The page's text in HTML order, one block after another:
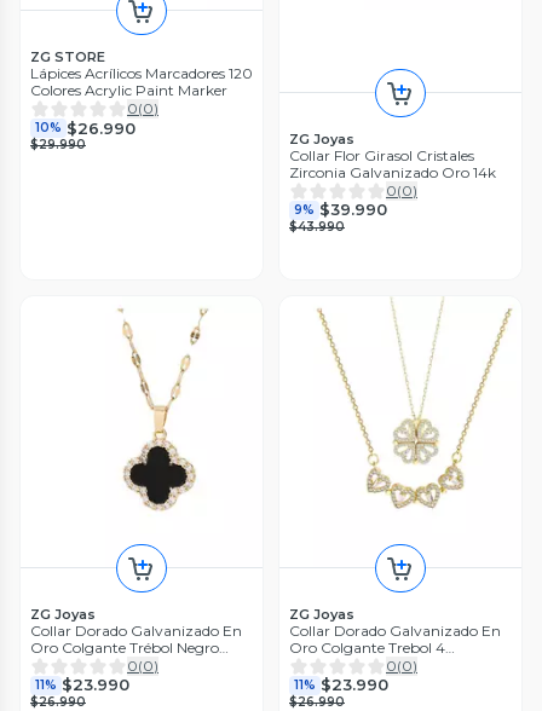
ZG STORE
Lápices Acrílicos Marcadores 120
Colores Acrylic Paint Marker
0(0)
10% $26.990
$29.990 ZG Joyas
Collar Flor Girasol Cristales
Zirconia Galvanizado Oro 14k
0(0)
9% $39.990
$43.990
ZG Joyas
Collar Dorado Galvanizado En
Oro Colgante Trébol Negro
Blanco Mujer 0(0)
11% $23.990
$26.990
ZG Joyas
Collar Dorado Galvanizado En
Oro Colgante Trebol 4
Corazones
0(0)
11% $23.990
$26.990